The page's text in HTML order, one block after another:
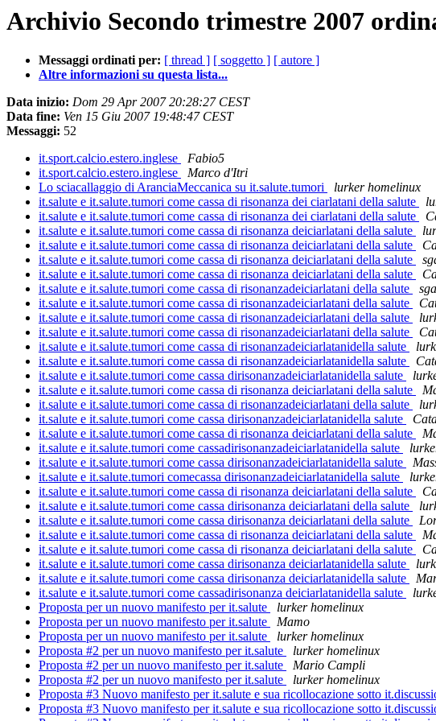
Archivio Secondo trimestre 2007
Messaggi ordinati per: [ thread ] [ soggetto ] [ autore ]
Altre informazioni su questa lista...
Data inizio: Dom 29 Apr 2007 20:28:27 CEST
Data fine: Ven 15 Giu 2007 19:48:47 CEST
Messaggi: 52
it.sport.calcio.estero.inglese
Fabio5
it.sport.calcio.estero.inglese
Marco d'Itri
Lo sciacallaggio di AranciaMeccanica su it.salute.tumori
lurker homelinux
it.salute e it.salute.tumori come cassa di risonanza dei ciarlatani della salute
it.salute e it.salute.tumori come cassa di risonanza dei ciarlatani della salute
it.salute e it.salute.tumori come cassa di risonanza deiciarlatani della salute
it.salute e it.salute.tumori come cassa di risonanza deiciarlatani della salute
it.salute e it.salute.tumori come cassa di risonanza deiciarlatani della salute
it.salute e it.salute.tumori come cassa di risonanza deiciarlatani della salute
it.salute e it.salute.tumori come cassa di risonanzadeiciarlatani della salute
it.salute e it.salute.tumori come cassa di risonanzadeiciarlatani della salute
it.salute e it.salute.tumori come cassa di risonanzadeiciarlatani della salute
it.salute e it.salute.tumori come cassa di risonanzadeiciarlatani della salute
it.salute e it.salute.tumori come cassa di risonanzadeiciarlatanidella salute
it.salute e it.salute.tumori come cassa di risonanzadeiciarlatanidella salute
it.salute e it.salute.tumori come cassa dirisonanzadeiciarlatanidella salute
it.salute e it.salute.tumori come cassa di risonanza deiciarlatani della salute
it.salute e it.salute.tumori come cassa di risonanzadeiciarlatani della salute
it.salute e it.salute.tumori come cassa dirisonanzadeiciarlatanidella salute
it.salute e it.salute.tumori come cassa di risonanza deiciarlatani della salute
it.salute e it.salute.tumori come cassadirisonanzadeiciarlatanidella salute
it.salute e it.salute.tumori come cassa dirisonanzadeiciarlatanidella salute
it.salute e it.salute.tumori comecassa dirisonanzadeiciarlatanidella salute
it.salute e it.salute.tumori come cassa di risonanza deiciarlatani della salute
it.salute e it.salute.tumori come cassa dirisonanza deiciarlatani della salute
it.salute e it.salute.tumori come cassa dirisonanza deiciarlatani della salute
it.salute e it.salute.tumori come cassa di risonanza deiciarlatani della salute
it.salute e it.salute.tumori come cassa di risonanza deiciarlatani della salute
it.salute e it.salute.tumori come cassa dirisonanza deiciarlatanidella salute
it.salute e it.salute.tumori come cassa dirisonanza deiciarlatanidella salute
it.salute e it.salute.tumori come cassadirisonanza deiciarlatanidella salute
Proposta per un nuovo manifesto per it.salute
lurker homelinux
Proposta per un nuovo manifesto per it.salute
Mamo
Proposta per un nuovo manifesto per it.salute
lurker homelinux
Proposta #2 per un nuovo manifesto per it.salute
lurker homelinux
Proposta #2 per un nuovo manifesto per it.salute
Mario Campli
Proposta #2 per un nuovo manifesto per it.salute
lurker homelinux
Proposta #3 Nuovo manifesto per it.salute e sua ricollocazione sotto
Proposta #3 Nuovo manifesto per it.salute e sua ricollocazione sotto